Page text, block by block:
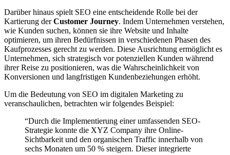
Darüber hinaus spielt SEO eine entscheidende Rolle bei der
Kartierung derCustomer Journey. Indem Unternehmen verstehen,
wie Kunden suchen, können sie ihre Website und Inhalte
optimieren, um ihren Bedürfnissen in verschiedenen Phasen des
Kaufprozesses gerecht zu werden. Diese Ausrichtung ermöglicht es
Unternehmen, sich strategisch vor potenziellen Kunden während
ihrer Reise zu positionieren, was die Wahrscheinlichkeit von
Konversionen und langfristigen Kundenbeziehungen erhöht.
Um die Bedeutung von SEO im digitalen Marketing zu
veranschaulichen, betrachten wir folgendes Beispiel:
“Durch die Implementierung einer umfassenden SEO-
Strategie konnte die XYZ Company ihre Online-
Sichtbarkeit und den organischen Traffic innerhalb von
sechs Monaten um 50 % steigern. Dieser integrierte